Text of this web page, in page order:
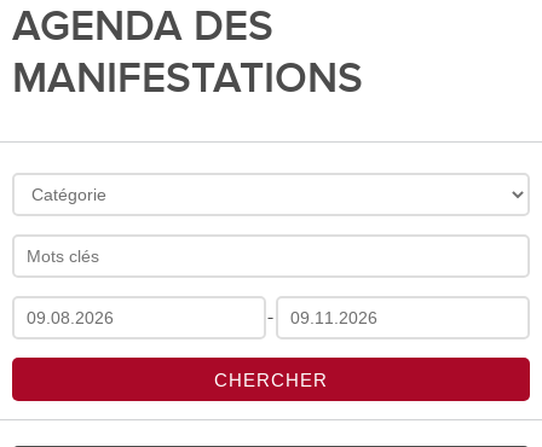
AGENDA DES
MANIFESTATIONS
-